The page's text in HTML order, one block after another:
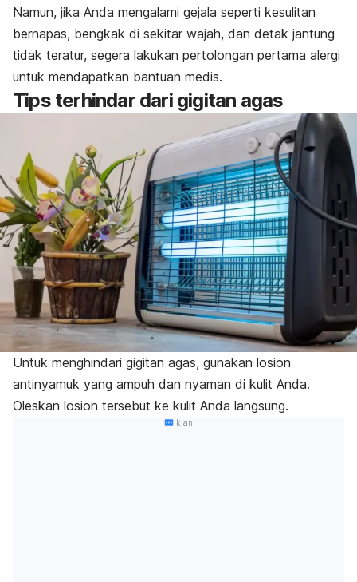
Namun, jika Anda mengalami gejala seperti kesulitan
bernapas, bengkak di sekitar wajah, dan detak jantung
tidak teratur, segera lakukan pertolongan pertama alergi
untuk mendapatkan bantuan medis.
Tips terhindar dari gigitan agas
Untuk menghindari gigitan agas, gunakan losion
antinyamuk yang ampuh dan nyaman di kulit Anda.
Oleskan losion tersebut ke kulit Anda langsung.
Iklan